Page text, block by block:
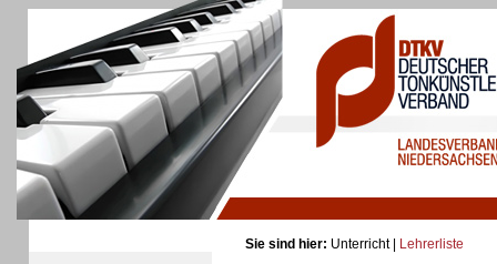
Sie sind hier: Unterricht | Lehrerliste